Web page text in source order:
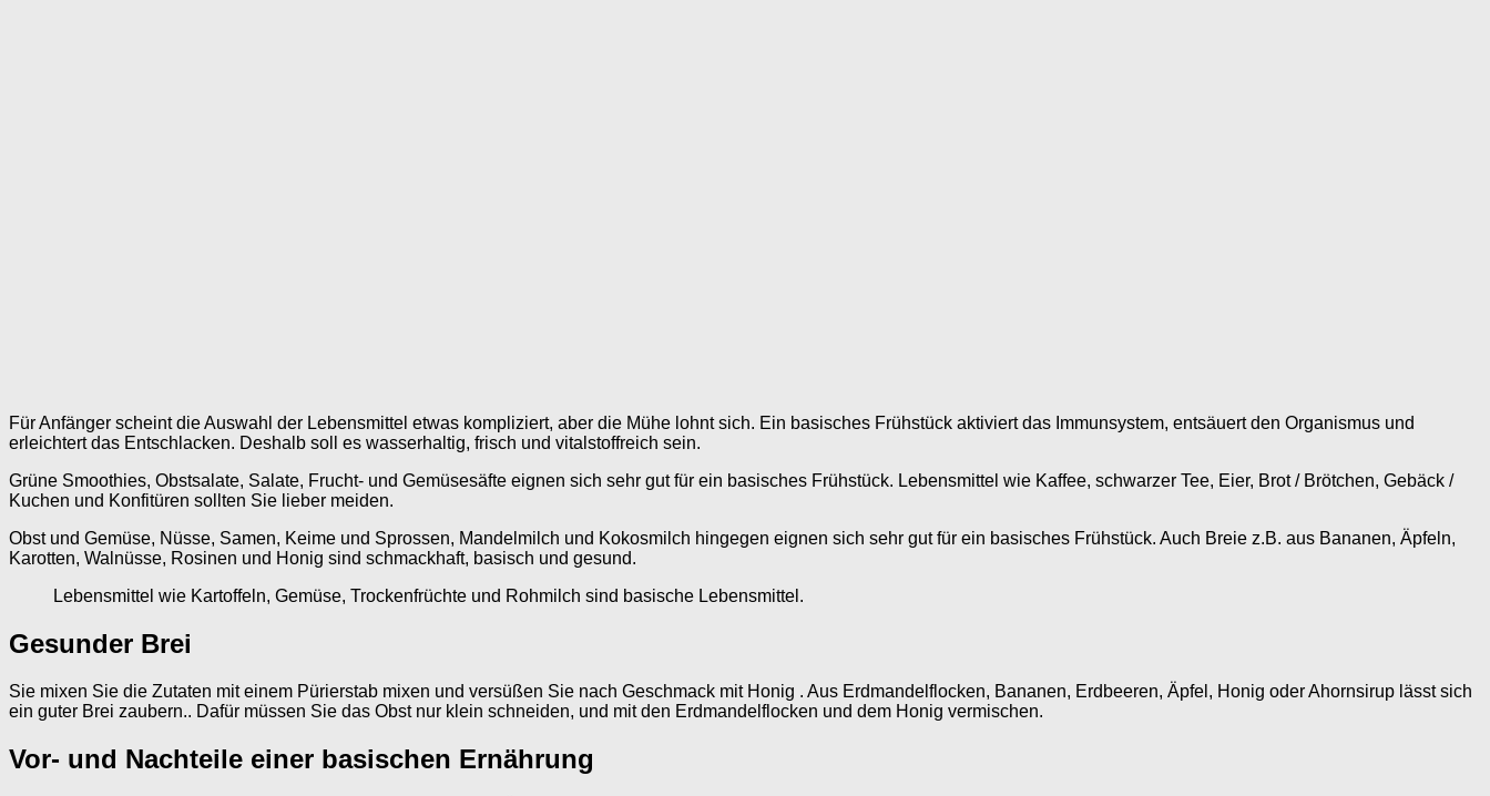
Für Anfänger scheint die Auswahl der Lebensmittel etwas kompliziert, aber die Mühe lohnt sich. Ein basisches Frühstück aktiviert das Immunsystem, entsäuert den Organismus und
erleichtert das Entschlacken. Deshalb soll es wasserhaltig, frisch und vitalstoffreich sein.
Grüne Smoothies, Obstsalate, Salate, Frucht- und Gemüsesäfte eignen sich sehr gut für ein basisches Frühstück. Lebensmittel wie Kaffee, schwarzer Tee, Eier, Brot / Brötchen, Gebäck /
Kuchen und Konfitüren sollten Sie lieber meiden.
Obst und Gemüse, Nüsse, Samen, Keime und Sprossen, Mandelmilch und Kokosmilch hingegen eignen sich sehr gut für ein basisches Frühstück. Auch Breie z.B. aus Bananen, Äpfeln,
Karotten, Walnüsse, Rosinen und Honig sind schmackhaft, basisch und gesund.
Lebensmittel wie Kartoffeln, Gemüse, Trockenfrüchte und Rohmilch sind basische Lebensmittel.
Gesunder Brei
Sie mixen Sie die Zutaten mit einem Pürierstab mixen und versüßen Sie nach Geschmack mit Honig . Aus Erdmandelflocken, Bananen, Erdbeeren, Äpfel, Honig oder Ahornsirup lässt sich
ein guter Brei zaubern.. Dafür müssen Sie das Obst nur klein schneiden, und mit den Erdmandelflocken und dem Honig vermischen.
Vor- und Nachteile einer basischen Ernährung